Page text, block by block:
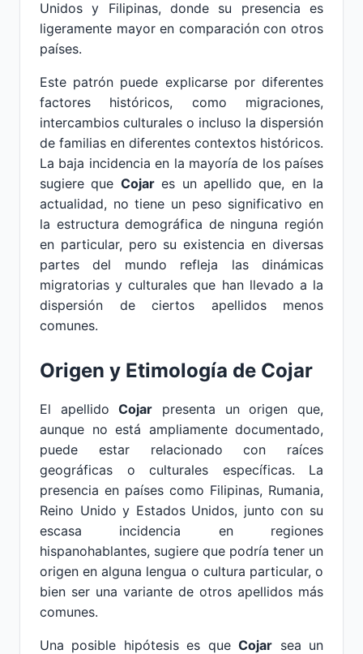
Unidos y Filipinas, donde su presencia es
ligeramente mayor en comparación con otros
países.
Este patrón puede explicarse por diferentes
factores históricos, como migraciones,
intercambios culturales o incluso la dispersión
de familias en diferentes contextos históricos.
La baja incidencia en la mayoría de los países
sugiere que Cojares un apellido que, en la
actualidad, no tiene un peso significativo en
la estructura demográfica de ninguna región
en particular, pero su existencia en diversas
partes del mundo refleja las dinámicas
migratorias y culturales que han llevado a la
dispersión de ciertos apellidos menos
comunes.
Origen y Etimología de Cojar
El apellidoCojar presenta un origen que,
aunque no está ampliamente documentado,
puede estar relacionado con raíces
geográficas o culturales específicas. La
presencia en países como Filipinas, Rumania,
Reino Unido y Estados Unidos, junto con su
escasa incidencia en regiones
hispanohablantes, sugiere que podría tener un
origen en alguna lengua o cultura particular, o
bien ser una variante de otros apellidos más
comunes.
Una posible hipótesis es queCojar sea un